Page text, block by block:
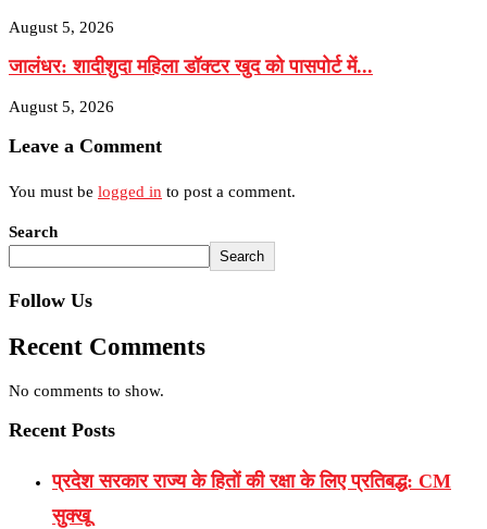
August 5, 2026
जालंधर: शादीशुदा महिला डॉक्टर खुद को पासपोर्ट में...
August 5, 2026
Leave a Comment
You must be logged in to post a comment.
Search
Search
Follow Us
Recent Comments
No comments to show.
Recent Posts
प्रदेश सरकार राज्य के हितों की रक्षा के लिए प्रतिबद्ध: CM
सुक्खू